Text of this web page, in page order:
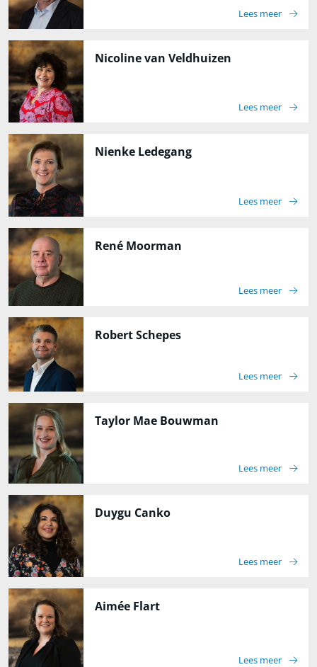
Lees meer
Nicoline van Veldhuizen
Lees meer
Nienke Ledegang
Lees meer
René Moorman
Lees meer
Robert Schepes
Lees meer
Taylor Mae Bouwman
Lees meer
Duygu Canko
Lees meer
Aimée Flart
Lees meer